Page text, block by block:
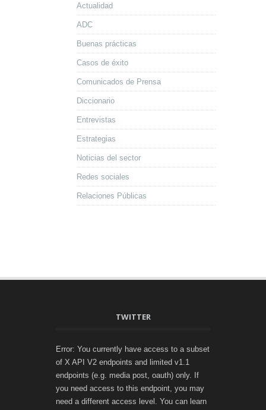
Actualidad
ADC
Buenas prácticas
Casos de éxito
Comunicados de Prensa
Diccionario
Entrevistas
Estrategias
Noticias del sector
Redes sociales
Relaciones Públicas
TWITTER
Error: You currently have access to a subset
of X API V2 endpoints and limited v1.1
endpoints (e.g. media post, oauth) only. If
you need access to this endpoint, you may
need a different access level. You can learn